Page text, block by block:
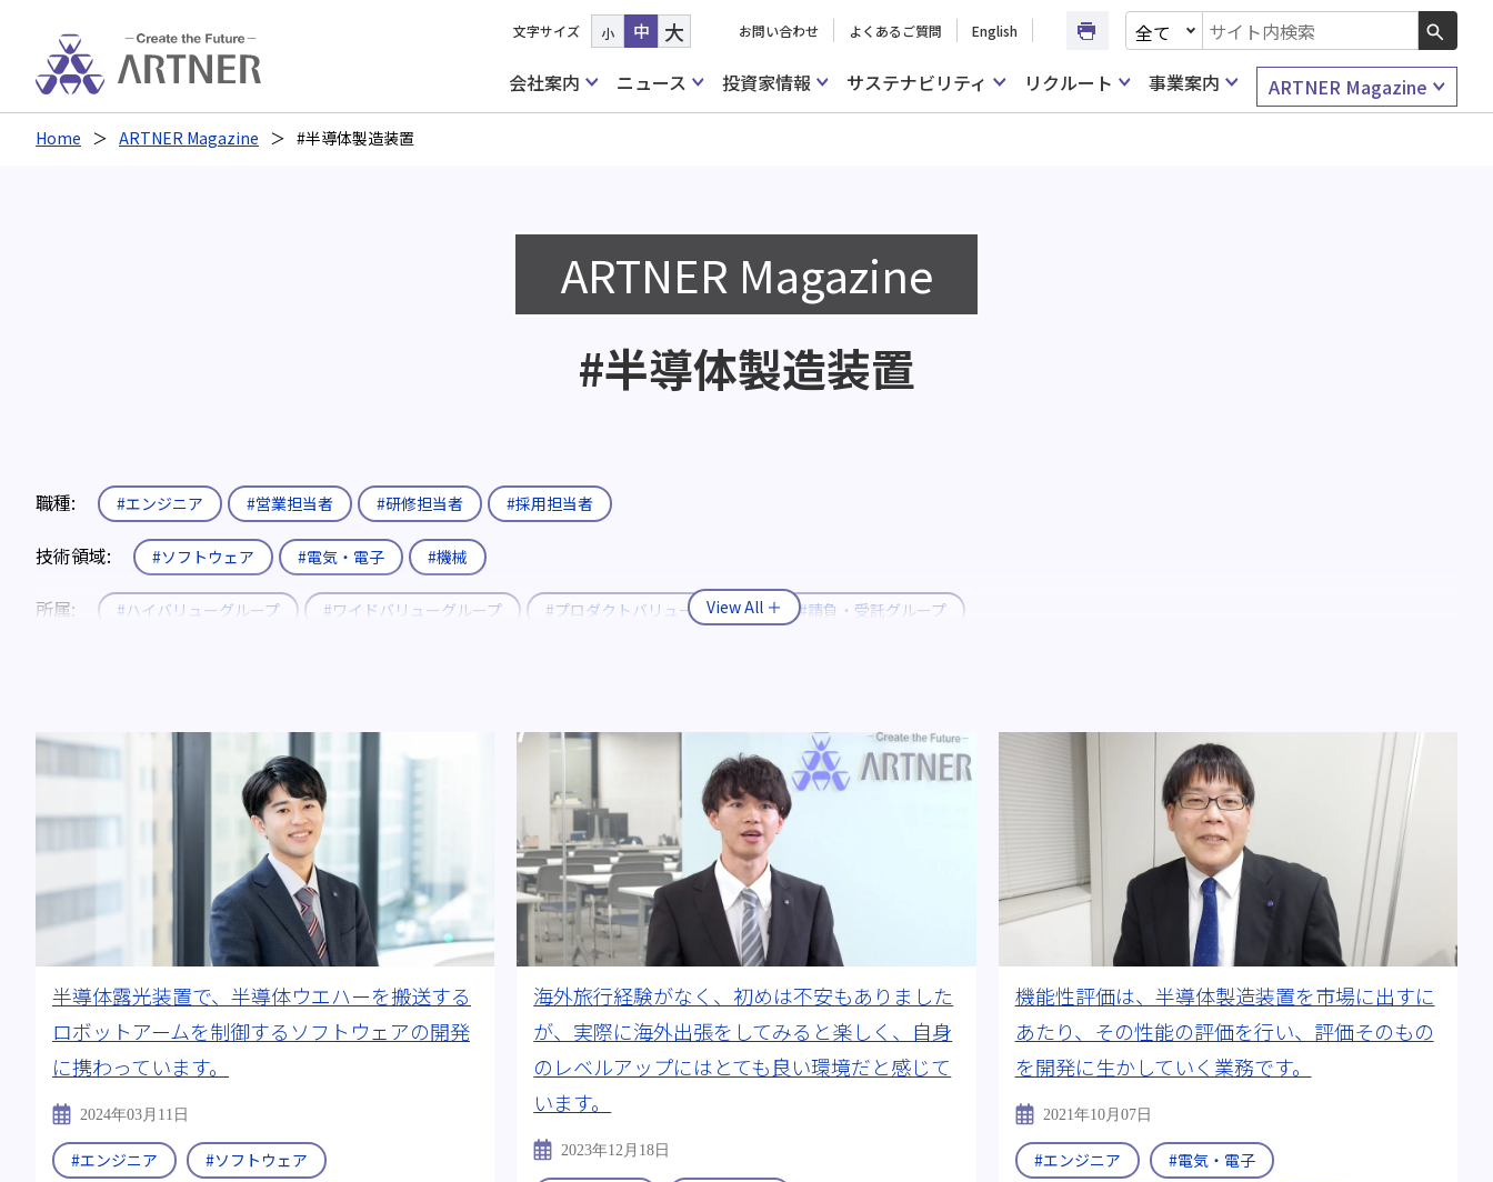
文字サイズ 小 中 大 お問い合わせ よくあるご質問 English
文書種別を選択
検索キーワード入力
会社案内
ニュース 投資家情報 サステナビリティ リクルート 事業案内 ARTNER Magazine
Home ARTNER Magazine #半導体製造装置
ARTNER Magazine
#半導体製造装置
職種: #エンジニア #営業担当者 #研修担当者 #採用担当者
技術領域: #ソフトウェア #電気・電子 #機械
所属: #ハイバリューグループ #ワイドバリューグループ #プロダクトバリューグループ #請負・受託グループ
制度: #エリア限定制度 #社内公募制度 #継続雇用制度
キーワード: #電気自動車(EV) #燃料電池 #燃料電池自動車(FCV) #半導体製造装置 #医療機器 #ビッグデータ
#Uターン・Iターン #メーカーから転職 #チームワーク ＃ITエンジニア #資格取得 #その後を追う #ワークライフバランス
動画: #動画あり
ブログ年度: #2019年 #2024年 #2025年 #2026年
出身: #工学部 工業化学科 #航空宇宙学科 #理学研究科 化学専攻 #量子物理学
半導体露光装置で、半導体ウエハーを搬送する
ロボットアームを制御するソフトウェアの開発
に携わっています。
2024年03月11日
#エンジニア
#ソフトウェア
海外旅行経験がなく、初めは不安もありました
が、実際に海外出張をしてみると楽しく、自身
のレベルアップにはとても良い環境だと感じて
います。
2023年12月18日
機能性評価は、半導体製造装置を市場に出すに
あたり、その性能の評価を行い、評価そのもの
を開発に生かしていく業務です。
2021年10月07日
#エンジニア
#電気・電子